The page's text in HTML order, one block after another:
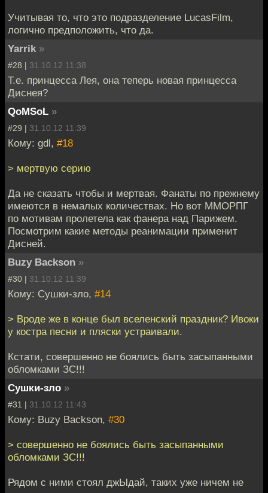
Учитывая то, что это подразделение LucasFilm,
логично предположить, что да.
Yarrik »
#28 | 31.10.12 11:38
Т.е. принцесса Лея, она теперь новая принцесса
Диснея?
QoMSoL »
#29 | 31.10.12 11:39
Кому: gdl, #18
> мертвую серию
Да не сказать чтобы и мертвая. Фанаты по прежнему
имеются в немалых количествах. Но вот ММОРПГ
по мотивам пролетела как фанера над Парижем.
Посмотрим какие методы реанимации применит
Дисней.
Buzy Backson »
#30 | 31.10.12 11:39
Кому: Сушки-зло, #14
> Вроде же в конце был вселенский праздник? Ивоки
у костра песни и пляски устраивали.
Кстати, совершенно не боялись быть засыпанными
обломками ЗС!!!
Сушки-зло »
#31 | 31.10.12 11:43
Кому: Buzy Backson, #30
> совершенно не боялись быть засыпанными
обломками ЗС!!!
Рядом с ними стоял джЫдай, таких уже ничем не